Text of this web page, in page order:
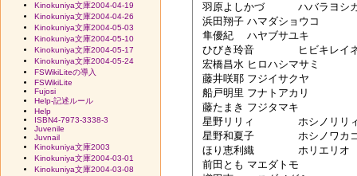
羽原よしかづ	ハバラヨシカズ
浜田翔子	ハマダショウコ
隼優紀	ハヤブサユキ
ひびき玲音	ヒビキレイネ
宏橋昌水	ヒロハシマサミ
藤井咲耶	フジイサクヤ
船戸明里	フナトアカリ
藤たまき	フジタマキ
星野リリィ	ホシノリリィ
星野和夏子	ホシノワカコ
ほり恵利織	ホリエリオ
前田とも	マエダトモ
Kinokuniya文庫2004-04-19
Kinokuniya文庫2004-04-26
Kinokuniya文庫2004-05-03
Kinokuniya文庫2004-05-10
Kinokuniya文庫2004-05-17
Kinokuniya文庫2004-05-24
FSWikiLiteの導入
FSWikiLite
Fujosi
Help-記述ルール
Help
ISBN4-7973-3338-3
Juvenile
Juvnail
Kinokuniya文庫2003
Kinokuniya文庫2004-03-01
Kinokuniya文庫2004-03-08